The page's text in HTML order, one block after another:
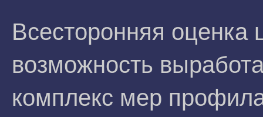
Всесторонняя оценка
возможность
комплекс мер